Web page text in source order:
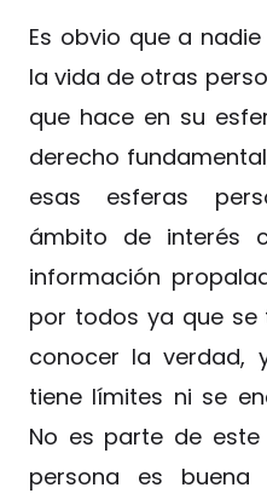
Es obvio que a
la vida de otras
que hace en su
derecho
esas esferas
ámbito de interés
información
por todos ya que
conocer la verdad,
tiene límites ni se
No es parte de
persona es